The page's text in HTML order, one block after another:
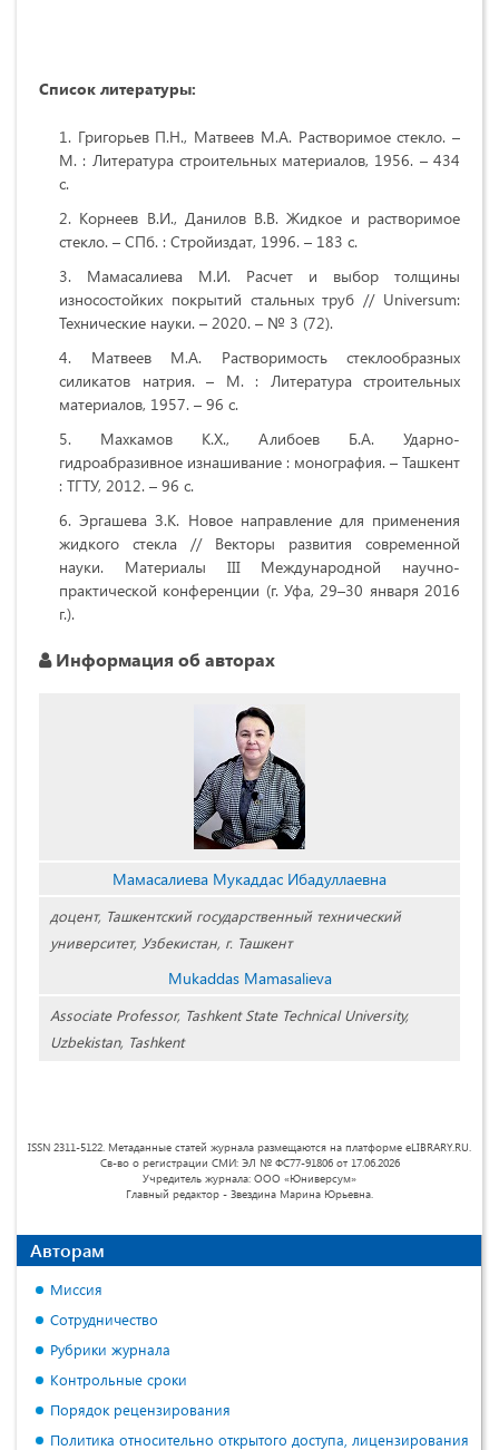
Список литературы:
Григорьев П.Н., Матвеев М.А. Растворимое стекло. –
М. : Литература строительных материалов, 1956. – 434
с.
Корнеев В.И., Данилов В.В. Жидкое и растворимое
стекло. – СПб. : Стройиздат, 1996. – 183 с.
Мамасалиева М.И. Расчет и выбор толщины
износостойких покрытий стальных труб // Universum:
Технические науки. – 2020. – № 3 (72).
Матвеев М.А. Растворимость стеклообразных
силикатов натрия. – М. : Литература строительных
материалов, 1957. – 96 с.
Махкамов К.Х., Алибоев Б.А. Ударно-
гидроабразивное изнашивание : монография. – Ташкент
: ТГТУ, 2012. – 96 с.
Эргашева З.К. Новое направление для применения
жидкого стекла // Векторы развития современной
науки. Материалы III Международной научно-
практической конференции (г. Уфа, 29–30 января 2016
г.).
Информация об авторах
Мамасалиева Мукаддас Ибадуллаевна
доцент, Ташкентский государственный технический
университет, Узбекистан, г. Ташкент
Mukaddas Mamasalieva
Associate Professor, Tashkent State Technical University,
Uzbekistan, Tashkent
ISSN 2311-5122. Метаданные статей журнала размещаются на платформе eLIBRARY.RU.
Св-во о регистрации СМИ: ЭЛ № ФС77-91806 от 17.06.2026
Учредитель журнала: ООО «Юниверсум»
Главный редактор - Звездина Марина Юрьевна.
Авторам
Миссия
Сотрудничество
Рубрики журнала
Контрольные сроки
Порядок рецензирования
Политика относительно открытого доступа, лицензирования